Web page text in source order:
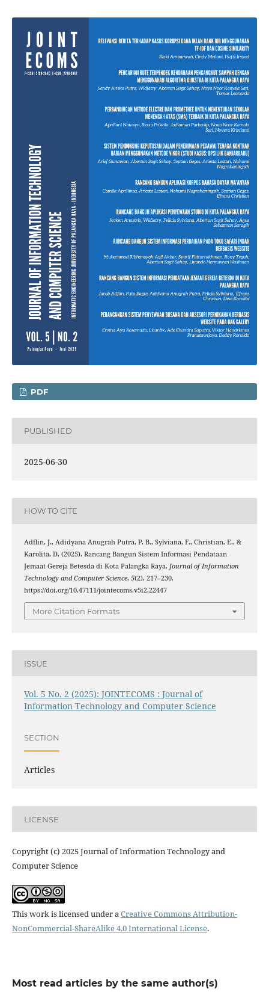
PDF
PUBLISHED
2025-06-30
HOW TO CITE
Adflin, J., Adidyana Anugrah Putra, P. B., Sylviana, F., Christian, E., &
Karolita, D. (2025). Rancang Bangun Sistem Informasi Pendataan
Jemaat Gereja Betesda di Kota Palangka Raya. Journal of Information
Technology and Computer Science, 5(2), 217–230.
https://doi.org/10.47111/jointecoms.v5i2.22447
More Citation Formats
ISSUE
Vol. 5 No. 2 (2025): JOINTECOMS : Journal of
Information Technology and Computer Science
SECTION
Articles
LICENSE
Copyright (c) 2025 Journal of Information Technology and
Computer Science
This work is licensed under aCreative Commons Attribution-
NonCommercial-ShareAlike 4.0 International License.
Most read articles by the same author(s)